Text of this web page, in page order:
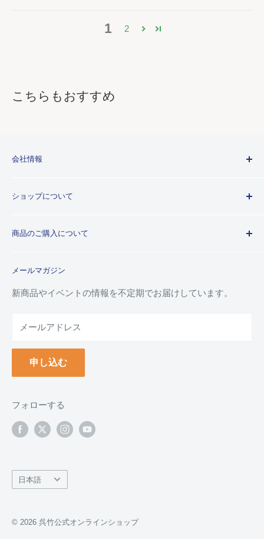
1 2
こちらもおすすめ
会社情報
歴史
ショップについて
利用規約
商品のご購入について
よくあるご質問
お支払い方法について
納品書(領収書)について
万年毛筆の名入れについて
クーポンについて
返品について
返品・交換フォーム
お問い合わせ
メールマガジン
新商品やイベントの情報を不定期でお届けしています。
メールアドレス
申し込む
フォローする
語
日本語
© 2026 呉竹公式オンラインショップ